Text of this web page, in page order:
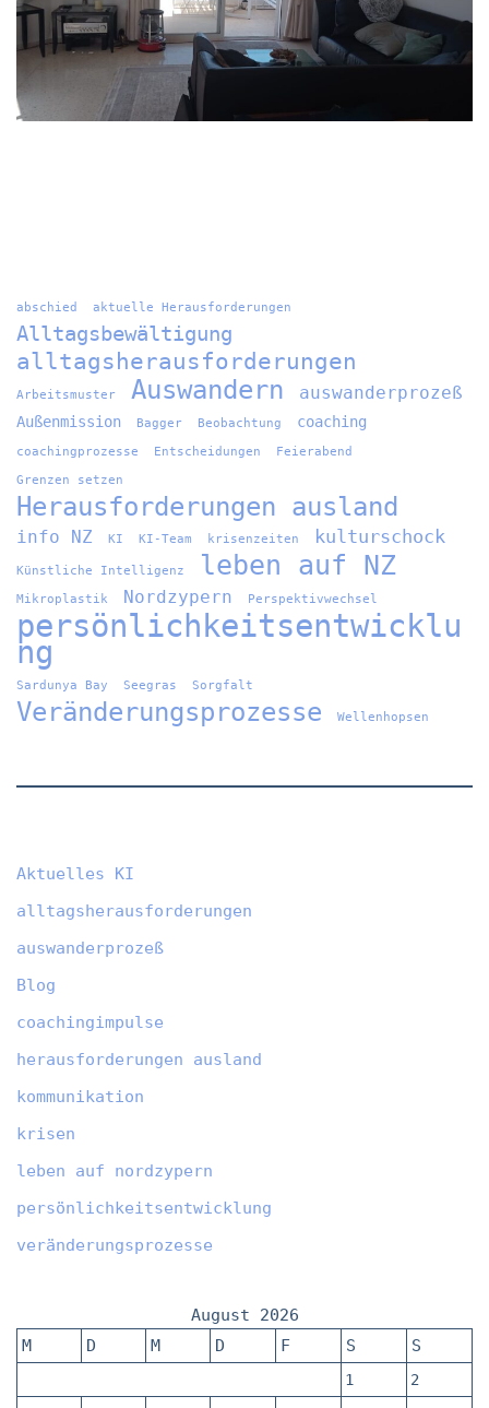
abschied aktuelle Herausforderungen
Alltagsbewältigung
alltagsherausforderungen
Arbeitsmuster Auswandern auswanderprozeß
Außenmission Bagger Beobachtung coaching
coachingprozesse Entscheidungen
Feierabend
Grenzen setzen
Herausforderungen ausland
info NZ KI KI-Team krisenzeiten kulturschock
Künstliche Intelligenz leben auf NZ
Mikroplastik Nordzypern Perspektivwechsel
persönlichkeitsentwicklu
ng
Sardunya Bay Seegras Sorgfalt
Veränderungsprozesse Wellenhopsen
Aktuelles KI
alltagsherausforderungen
auswanderprozeß
Blog
coachingimpulse
herausforderungen ausland
kommunikation
krisen
leben auf nordzypern
persönlichkeitsentwicklung
veränderungsprozesse
August 2026
M
D M D F S S
1
2